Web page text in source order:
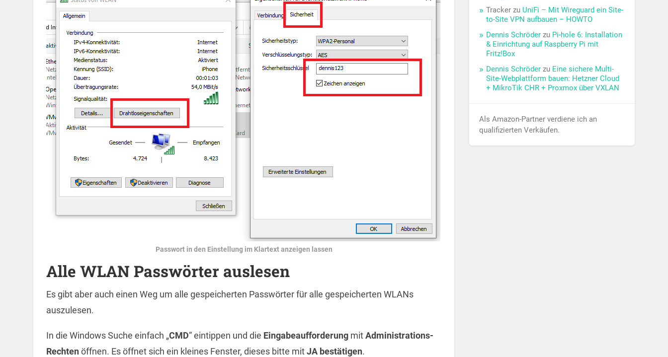
Passwort in den Einstellung im Klartext anzeigen lassen
Alle WLAN Passwörter auslesen
Es gibt aber auch einen Weg um alle gespeicherten Passwörter für alle gespeicherten WLANs
auszulesen.
In die Windows Suche einfach „CMD“ eintippen und die Eingabeaufforderung mitAdministrations-
Rechtenöffnen. Es öffnet sich ein kleines Fenster, dieses bitte mitJA bestätigen.
Tracker zu UniFi – Mit Wireguard ein Site-
to-Site VPN aufbauen – HOWTO
Dennis Schröder zu Pi-hole 6: Installation
& Einrichtung auf Raspberry Pi mit
Fritz!Box
Dennis Schröder zu Eine sichere Multi-
Site-Webplattform bauen: Hetzner Cloud
+ MikroTik CHR + Proxmox über VXLAN
Als Amazon-Partner verdiene ich an
qualifizierten Verkäufen.